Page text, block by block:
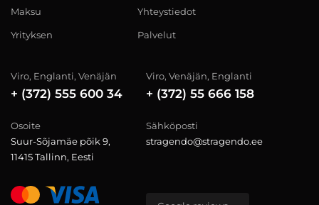
Maksu
Yrityksen
Yhteystiedot
Palvelut
Viro, Englanti, Venäjän
+ (372) 555 600 34
Viro, Venäjän, Englanti
+ (372) 55 666 158
Osoite
Suur-Sõjamäe põik 9,
11415 Tallinn, Eesti
Sähköposti
stragendo@stragendo.ee